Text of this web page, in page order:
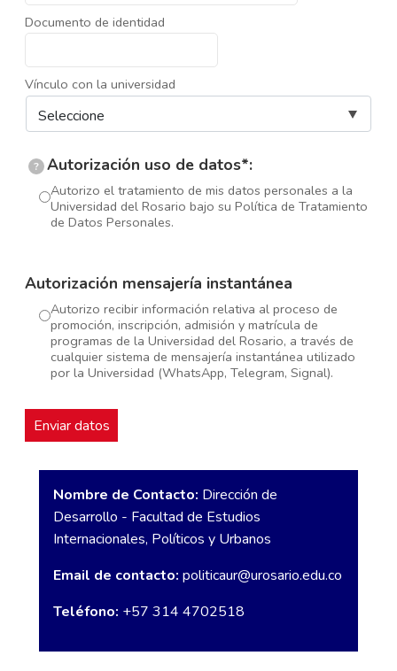
Documento de identidad
Vínculo con la universidad
? Autorización uso de datos*:
Autorizo el tratamiento de mis datos personales a la
Universidad del Rosario bajo su Política de Tratamiento
de Datos Personales.
Autorización mensajería instantánea
Autorizo recibir información relativa al proceso de
promoción, inscripción, admisión y matrícula de
programas de la Universidad del Rosario, a través de
cualquier sistema de mensajería instantánea utilizado
por la Universidad (WhatsApp, Telegram, Signal).
Nombre de Contacto: Dirección de
Desarrollo - Facultad de Estudios
Internacionales, Políticos y Urbanos
Email de contacto: politicaur@urosario.edu.co
Teléfono: +57 314 4702518